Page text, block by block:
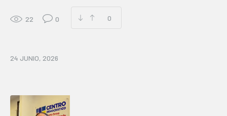
22 0 0
24 JUNIO, 2026